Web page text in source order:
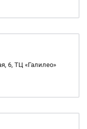
6, ТЦ «Галилео»